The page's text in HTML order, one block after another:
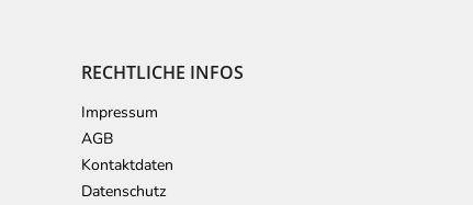
RECHTLICHE INFOS
Impressum
AGB
Kontaktdaten
Datenschutz